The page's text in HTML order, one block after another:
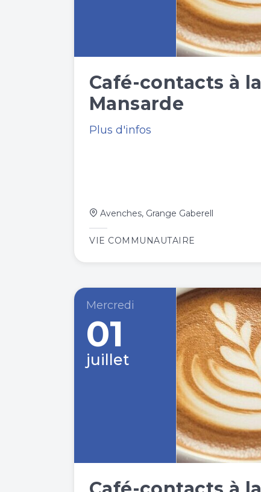
Café-contacts à la
Mansarde
Plus d'infos
Avenches, Grange Gaberell
VIE COMMUNAUTAIRE
Mercredi
01
juillet